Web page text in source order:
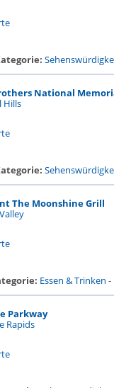
National
Hills
The Moonshine Grill
Essen & Trinken -
Parkway
Rapids